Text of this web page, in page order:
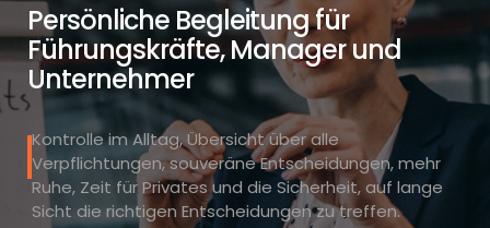
Persönliche Begleitung für
Führungskräfte, Manager und
Unternehmer
Kontrolle im Alltag, Übersicht über alle
Verpflichtungen, souveräne Entscheidungen, mehr
Ruhe, Zeit für Privates und die Sicherheit, auf lange
Sicht die richtigen Entscheidungen zu treffen.